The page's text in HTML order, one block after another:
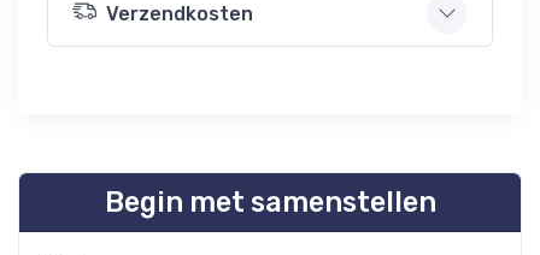
Verzendkosten
Begin met samenstellen